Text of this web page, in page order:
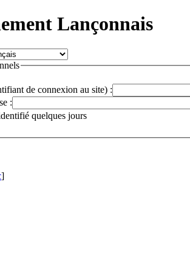
Lançonnais
de connexion au site) :
:
quelques jours
]